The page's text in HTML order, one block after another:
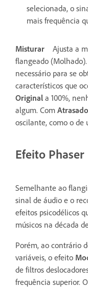
selecionada, o
mais frequência
Misturar
Ajusta a
flangeado
necessário para se
característicos que
Original a 100%,
algum. Com Atrasado
oscilante, como o de
Efeito Phaser
Semelhante ao
sinal de áudio e o
efeitos psicodélicos
músicos na década
Porém, ao contrário
variáveis, o efeito
de filtros
frequência superior.